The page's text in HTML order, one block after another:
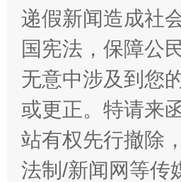
揭开“小金库”的免责幌子
递假新闻造成社
国宪法，保障公
无意中涉及到您
或更正。特请来
站有权先行撤除
法制/新闻网等传